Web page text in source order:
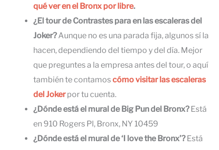
qué ver en el Bronx por libre.
¿El tour de Contrastes para en las escaleras del
Joker?Aunque no es una parada fija, algunos sí la
hacen, dependiendo del tiempo y del día. Mejor
que preguntes a la empresa antes del tour, o aquí
también te contamoscómo visitar las escaleras
del Jokerpor tu cuenta.
¿Dónde está el mural de Big Pun del Bronx?Está
en 910 Rogers Pl, Bronx, NY 10459
¿Dónde está el mural de ‘I love the Bronx’?Está